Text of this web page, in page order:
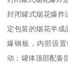
封闭罐式烟花爆炸
定包装的烟花半成
爆钢板，内部设
动；罐体顶部配备